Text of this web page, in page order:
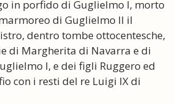
in porfido di Guglielmo I, morto
di Guglielmo II il
dentro tombe ottocentesche,
di Margherita di Navarra e di
I, e dei figli Ruggero ed
con i resti del re Luigi IX di